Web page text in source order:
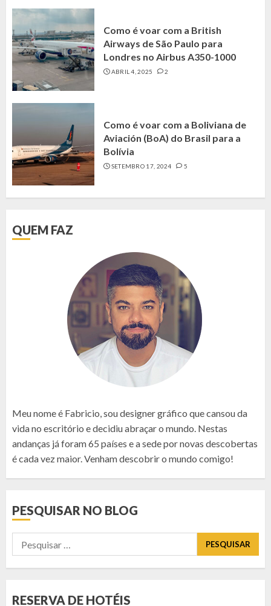
Como é voar com a British
Airways de São Paulo para
Londres no Airbus A350-1000
ABRIL 4, 2025 2
Como é voar com a Boliviana de
Aviación (BoA) do Brasil para a
Bolívia
SETEMBRO 17, 2024 5
QUEM FAZ
Meu nome é Fabricio, sou designer gráfico que cansou da
vida no escritório e decidiu abraçar o mundo. Nestas
andanças já foram 65 países e a sede por novas descobertas
é cada vez maior. Venham descobrir o mundo comigo!
PESQUISAR NO BLOG
Pesquisar
por:
RESERVA DE HOTÉIS